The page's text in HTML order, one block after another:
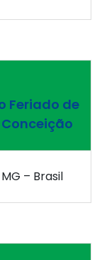
Feriado de
– Brasil